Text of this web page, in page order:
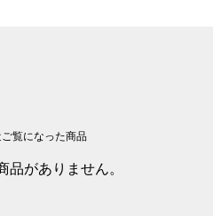
覧になった商品
品がありません。